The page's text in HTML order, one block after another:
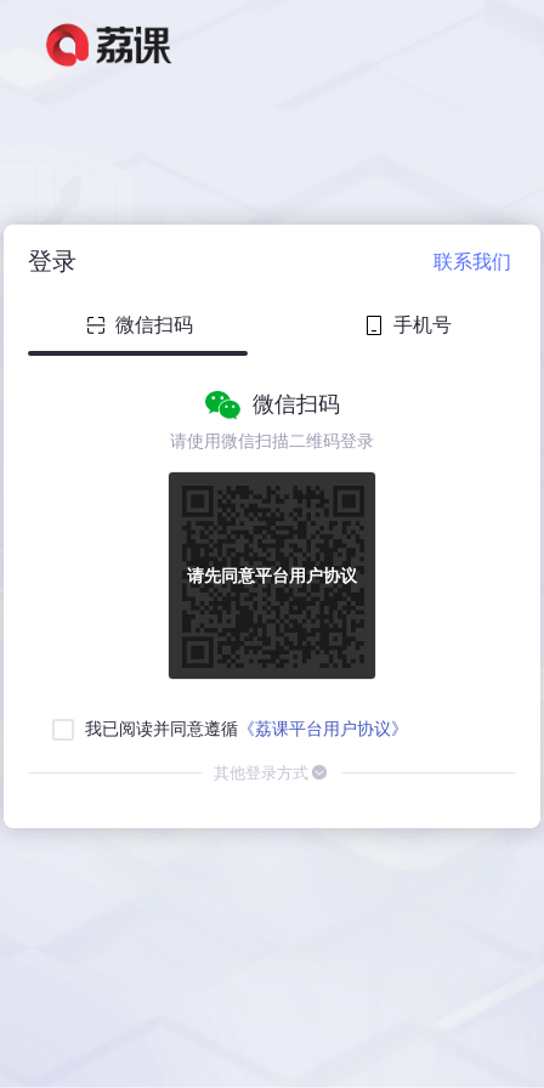
登录 联系我们
微信扫码 手机号
微信扫码
请使用微信扫描二维码登录
请先同意平台用户协议
我已阅读并同意遵循 《荔课平台用户协议》
其他登录方式